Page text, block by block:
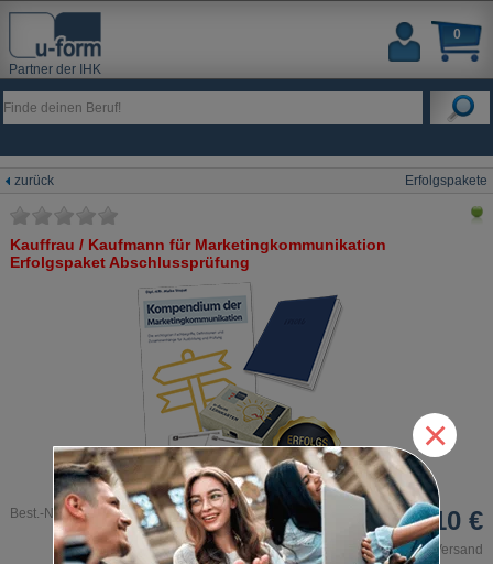
Partner der IHK
0
zurück Erfolgspakete
Kauffrau / Kaufmann für Marketingkommunikation
Erfolgspaket Abschlussprüfung
Best.-Nr. 3082 66,10 €
inkl. MwSt. und zzgl. Versand
×